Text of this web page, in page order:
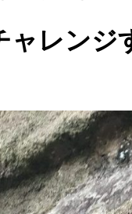
ャレンジ